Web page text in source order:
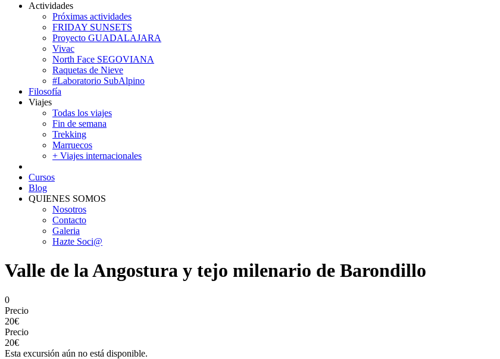
Actividades
Próximas actividades
FRIDAY SUNSETS
Proyecto GUADALAJARA
Vivac
North Face SEGOVIANA
Raquetas de Nieve
#Laboratorio SubAlpino
Filosofía
Viajes
Todas los viajes
Fin de semana
Trekking
Marruecos
+ Viajes internacionales
Cursos
Blog
QUIENES SOMOS
Nosotros
Contacto
Galeria
Hazte Soci@
Valle de la Angostura y tejo milenario de Barondillo
0
Precio
20€
Precio
20€
Esta excursión aún no está disponible.